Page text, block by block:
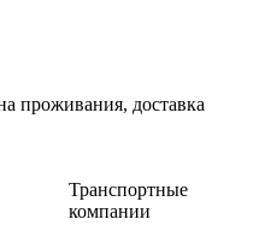
проживания, доставка
Транспортные
компании